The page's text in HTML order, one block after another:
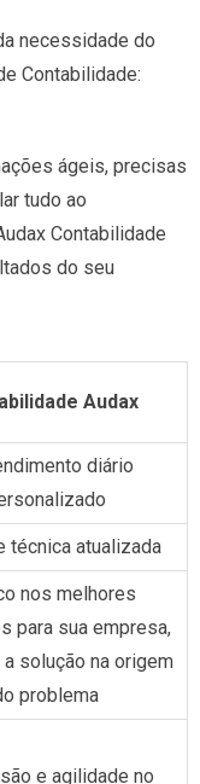
necessidade do
Contabilidade:
ágeis, precisas
tudo ao
Contabilidade
do seu
Audax
diário
técnica atualizada
nos melhores
para sua empresa,
solução na origem
problema
e agilidade no